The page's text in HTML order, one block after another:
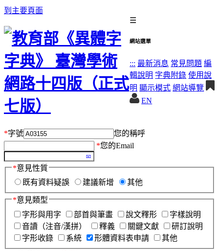
到主要頁面
☰
網站選單
::: 最新消息 常見問題 編
輯說明 字典附錄 使用說
明 顯示模式 網站導覽
EN
*字號
您的稱呼
*您的Email
*意見性質
既有資料疑誤
建議新增 其他
*意見類型
字形與用字
部首與筆畫 說文釋形
字樣說明
音讀（注音/漢拼）
釋義 關鍵文獻
研訂說明
字形收錄
系統 形體資料表申請 其他